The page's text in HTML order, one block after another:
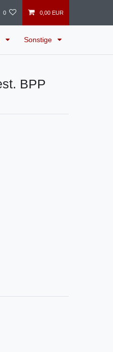
0 0,00 EUR
Sonstige
BPP